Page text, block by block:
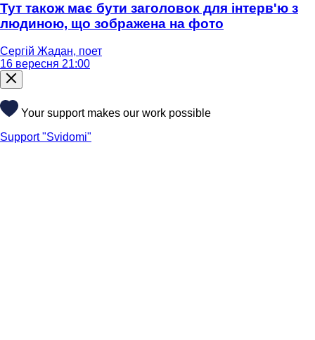
Тут також має бути заголовок для інтерв'ю з
людиною, що зображена на фото
Сергій Жадан, поет
16 вересня 21:00
Your support makes our work possible
Support "Svidomi"